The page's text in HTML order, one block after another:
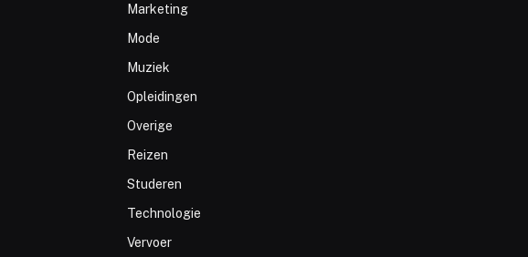
Marketing
Mode
Muziek
Opleidingen
Overige
Reizen
Studeren
Technologie
Vervoer